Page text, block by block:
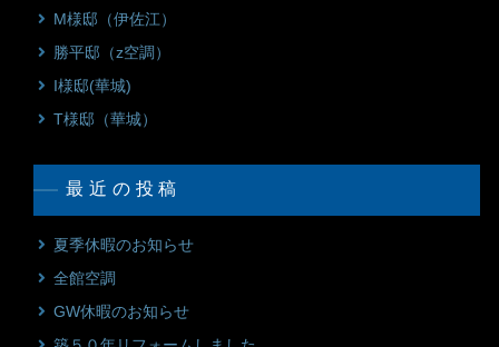
M様邸（伊佐江）
勝平邸（z空調）
I様邸(華城)
T様邸（華城）
最近の投稿
夏季休暇のお知らせ
全館空調
GW休暇のお知らせ